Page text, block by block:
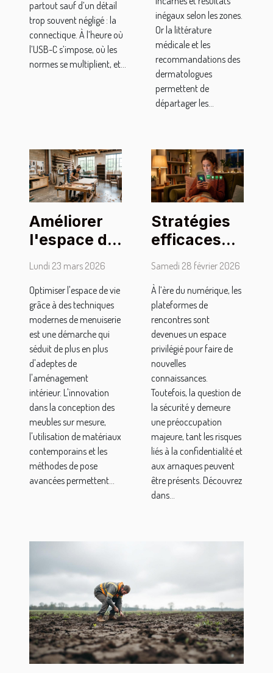
partout sauf d’un détail
trop souvent négligé : la
connectique. À l’heure où
l’USB-C s’impose, où les
normes se multiplient, et...
inégaux selon les zones.
Or la littérature
médicale et les
recommandations des
dermatologues
permettent de
départager les...
Améliorer
l'espace de
vie :
modernes
de
menuiserie
Lundi 23 mars 2026
Optimiser l'espace de vie
grâce à des techniques
modernes de menuiserie
est une démarche qui
séduit de plus en plus
d'adeptes de
l'aménagement
intérieur. L'innovation
dans la conception des
meubles sur mesure,
l'utilisation de matériaux
contemporains et les
méthodes de pose
avancées permettent...
Stratégies
efficaces
pour
vos
interactions
sur les
plateformes
de
rencontres
Samedi 28 février 2026
À l’ère du numérique, les
plateformes de
rencontres sont
devenues un espace
privilégié pour faire de
nouvelles
connaissances.
Toutefois, la question de
la sécurité y demeure
une préoccupation
majeure, tant les risques
liés à la confidentialité et
aux arnaques peuvent
être présents. Découvrez
dans...